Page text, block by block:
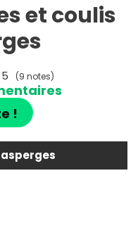
et coulis
(9 notes)
!